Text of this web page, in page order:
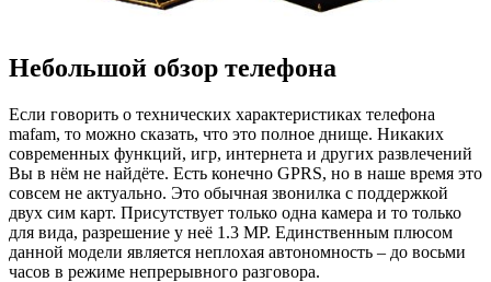
Небольшой обзор телефона
Если говорить о технических характеристиках телефона
mafam, то можно сказать, что это полное днище. Никаких
современных функций, игр, интернета и других развлечений
Вы в нём не найдёте. Есть конечно GPRS, но в наше время это
совсем не актуально. Это обычная звонилка с поддержкой
двух сим карт. Присутствует только одна камера и то только
для вида, разрешение у неё 1.3 MP. Единственным плюсом
данной модели является неплохая автономность – до восьми
часов в режиме непрерывного разговора.